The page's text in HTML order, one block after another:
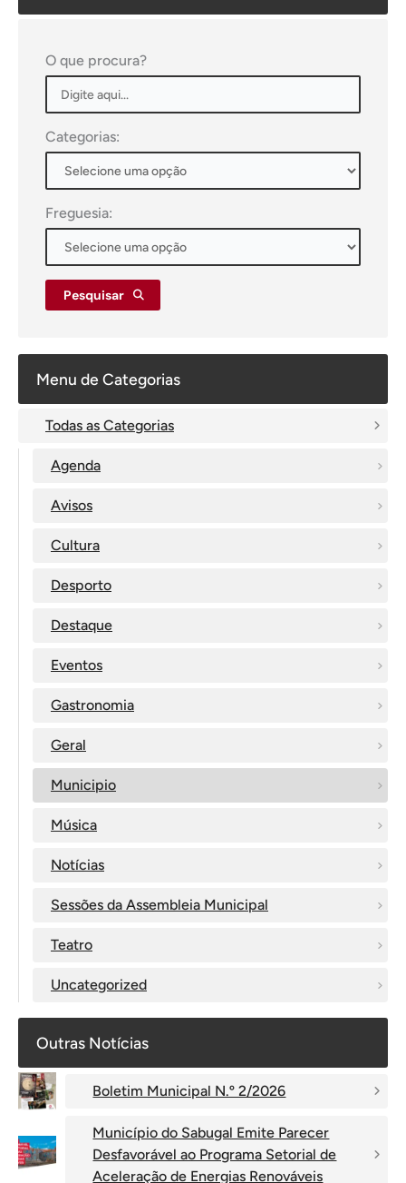
O que procura?
Categorias:
Freguesia:
Pesquisar
Menu de Categorias
Todas as Categorias
Agenda
Avisos
Cultura
Desporto
Destaque
Eventos
Gastronomia
Geral
Municipio
Música
Notícias
Sessões da Assembleia Municipal
Teatro
Uncategorized
Outras Notícias
Boletim Municipal N.º 2/2026
Município do Sabugal Emite Parecer
Desfavorável ao Programa Setorial de
Aceleração de Energias Renováveis